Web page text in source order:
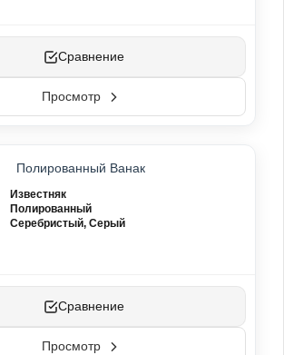
Сравнение
Просмотр
Полированный Ванак
Известняк
Полированный
Серебристый, Серый
Сравнение
Просмотр